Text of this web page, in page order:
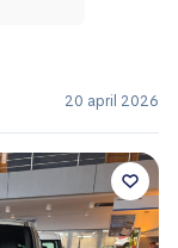
20 april 2026